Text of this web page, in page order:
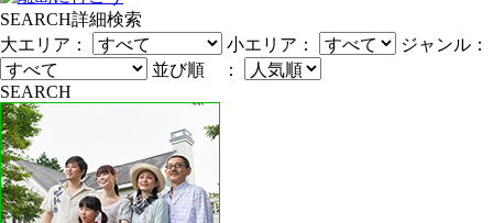
SEARCH詳細検索
大エリア：
小エリア：
ジャンル：
並び順 ：
SEARCH